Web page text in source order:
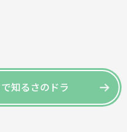
知るさのドラ